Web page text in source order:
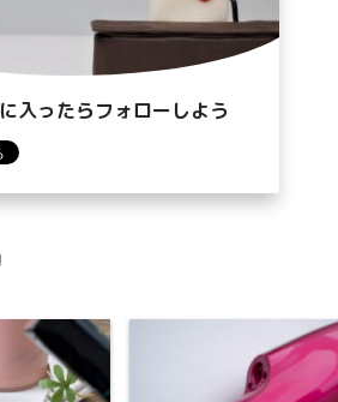
入ったらフォローしよう